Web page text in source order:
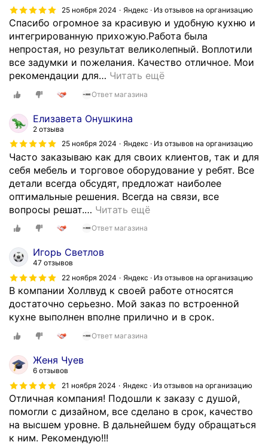
25 ноября 2024
Яндекс · Из отзывов на организацию
Спасибо огромное за красивую и удобную кухню и
интегрированную прихожую.Работа была
непростая, но результат великолепный. Воплотили
все задумки и пожелания. Качество отличное. Мои
рекомендации для… Читать ещё
Ответ магазина
Елизавета Онушкина
2 отзыва
25 ноября 2024
Яндекс · Из отзывов на организацию
Часто заказываю как для своих клиентов, так и для
себя мебель и торговое оборудование у ребят. Все
детали всегда обсудят, предложат наиболее
оптимальные решения. Всегда на связи, все
вопросы решат.… Читать ещё
Ответ магазина
Игорь Светлов
47 отзывов
22 ноября 2024
Яндекс · Из отзывов на организацию
В компании Холлвуд к своей работе относятся
достаточно серьезно. Мой заказ по встроенной
кухне выполнен вполне прилично и в срок.
Ответ магазина
Женя Чуев
6 отзывов
21 ноября 2024
Яндекс · Из отзывов на организацию
Отличная компания! Подошли к заказу с душой,
помогли с дизайном, все сделано в срок, качество
на высшем уровне. В дальнейшем буду обращаться
к ним. Рекомендую!!!